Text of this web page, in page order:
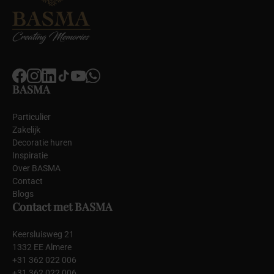
BASMA
Particulier
Zakelijk
Decoratie huren
Inspiratie
Over BASMA
Contact
Blogs
Contact met BASMA
Keersluisweg 21
1332 EE Almere
+31 362 022 006